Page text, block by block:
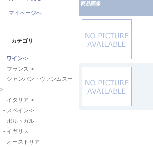
マイページへ
カテゴリ
ワイン->
- フランス->
- シャンパン・ヴァンムスー-
>
- イタリア->
- スペイン->
- ポルトガル
- イギリス
- オーストリア
商品画像